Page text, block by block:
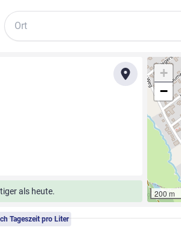
Suche
als heute.
+
−
200 m
Tageszeit pro Liter